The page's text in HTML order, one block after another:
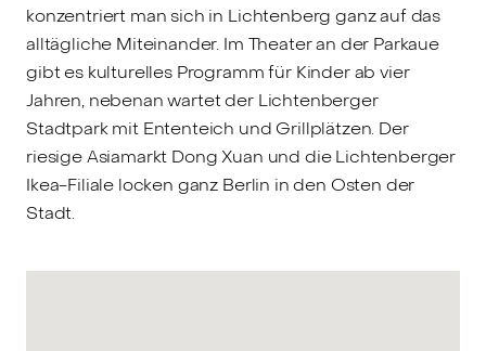
konzentriert man sich in Lichtenberg ganz auf das
alltägliche Miteinander. Im Theater an der Parkaue
gibt es kulturelles Programm für Kinder ab vier
Jahren, nebenan wartet der Lichtenberger
Stadtpark mit Ententeich und Grillplätzen. Der
riesige Asiamarkt Dong Xuan und die Lichtenberger
Ikea-Filiale locken ganz Berlin in den Osten der
Stadt.